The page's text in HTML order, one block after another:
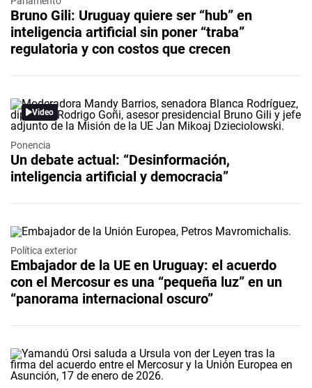
Bruno Gili: Uruguay quiere ser “hub” en
inteligencia artificial sin poner “traba”
regulatoria y con costos que crecen
Video
Ponencia
Un debate actual: “Desinformación,
inteligencia artificial y democracia”
Política exterior
Embajador de la UE en Uruguay: el acuerdo
con el Mercosur es una “pequeña luz” en un
“panorama internacional oscuro”